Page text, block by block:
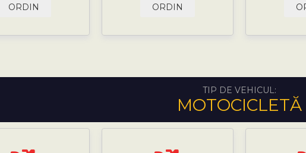
ORDIN ORDIN
TIP DE VEHICUL:
MOTOCICLETĂ